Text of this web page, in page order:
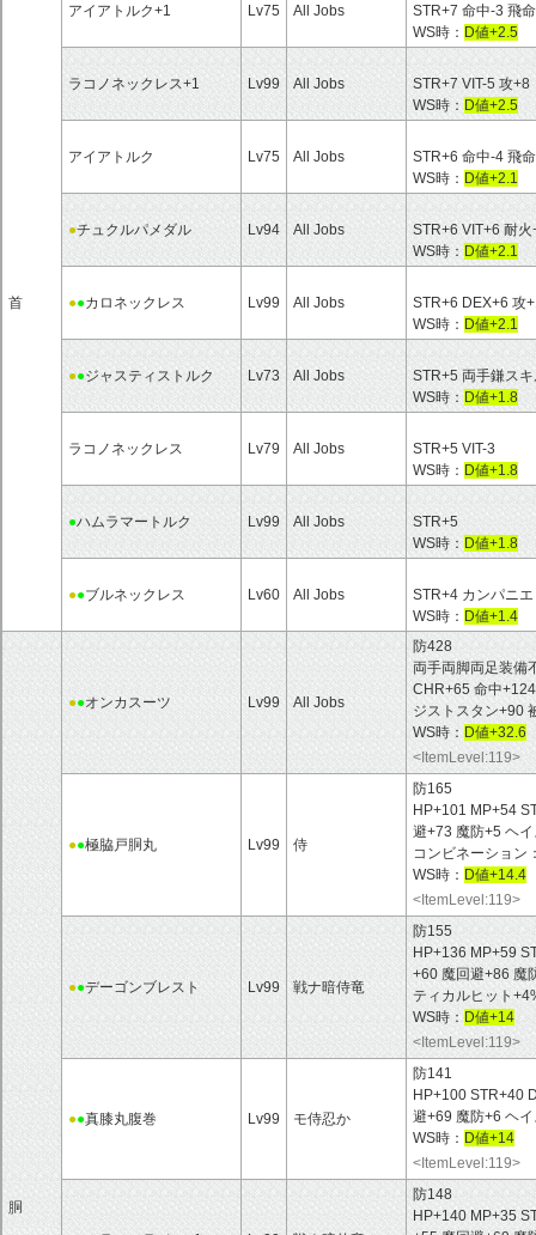
首
アイアトルク+1 Lv75 All Jobs
STR+7 命中-3 飛
WS時： D値+2.5
ラコノネックレス+1 Lv99 All Jobs
STR+7 VIT-5 攻+8
WS時： D値+2.5
アイアトルク Lv75 All Jobs
STR+6 命中-4 飛
WS時： D値+2.1
●チュクルパメダル Lv94 All Jobs
STR+6 VIT+6 耐
WS時： D値+2.1
●●カロネックレス Lv99 All Jobs
STR+6 DEX+6 攻
WS時： D値+2.1
●●ジャスティストルク Lv73 All Jobs
STR+5 両手鎌ス
WS時： D値+1.8
ラコノネックレス Lv79 All Jobs
STR+5 VIT-3
WS時： D値+1.8
●ハムラマートルク Lv99 All Jobs
STR+5
WS時： D値+1.8
●●ブルネックレス Lv60 All Jobs
STR+4 カンパニ
WS時： D値+1.4
胴
●●オンカスーツ Lv99 All Jobs
防428
両手両脚両足装備
CHR+65 命中
ジストスタン+90
WS時： D値+32.6
<ItemLevel:119>
●●極脇戸胴丸 Lv99 侍
防165
HP+101 MP+54
避+73 魔防+5 ヘ
コンビネーション
WS時： D値+14.4
<ItemLevel:119>
●●デーゴンブレスト Lv99 戦ナ暗侍竜
防155
HP+136 MP+59
+60 魔回避+86 魔
ティカルヒット
WS時： D値+14
<ItemLevel:119>
●●真膝丸腹巻 Lv99 モ侍忍か
防141
HP+100 STR+40
避+69 魔防+6 ヘ
WS時： D値+14
<ItemLevel:119>
防148
HP+140 MP+35